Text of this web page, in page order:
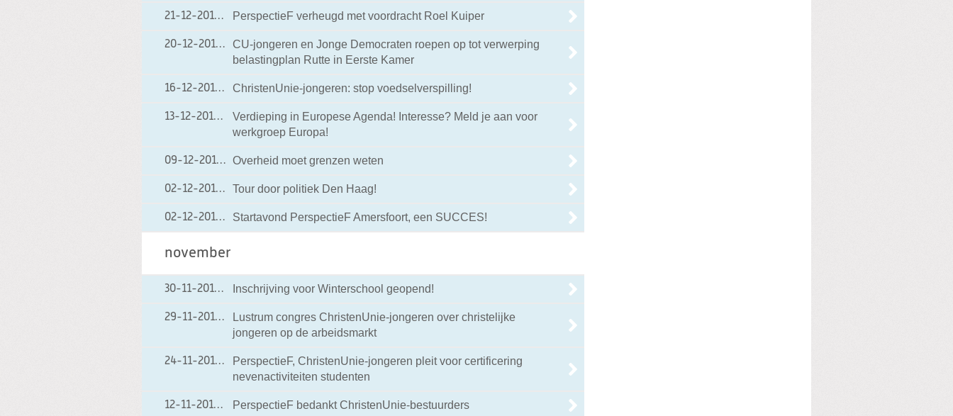
21-12-201021-12-2010 15:01
PerspectieF verheugd met voordracht Roel Kuiper
20-12-201020-12-2010 10:20
CU-jongeren en Jonge Democraten roepen op tot verwerping
belastingplan Rutte in Eerste Kamer
16-12-201016-12-2010 19:40
ChristenUnie-jongeren: stop voedselverspilling!
13-12-201013-12-2010 19:29
Verdieping in Europese Agenda! Interesse? Meld je aan voor
werkgroep Europa!
09-12-201009-12-2010 21:27
Overheid moet grenzen weten
02-12-201002-12-2010 21:30
Tour door politiek Den Haag!
02-12-201002-12-2010 21:29
Startavond PerspectieF Amersfoort, een SUCCES!
november
30-11-201030-11-2010 06:54
Inschrijving voor Winterschool geopend!
29-11-201029-11-2010 06:41
Lustrum congres ChristenUnie-jongeren over christelijke
jongeren op de arbeidsmarkt
24-11-201024-11-2010 09:01
PerspectieF, ChristenUnie-jongeren pleit voor certificering
nevenactiviteiten studenten
12-11-201012-11-2010 20:39
PerspectieF bedankt ChristenUnie-bestuurders